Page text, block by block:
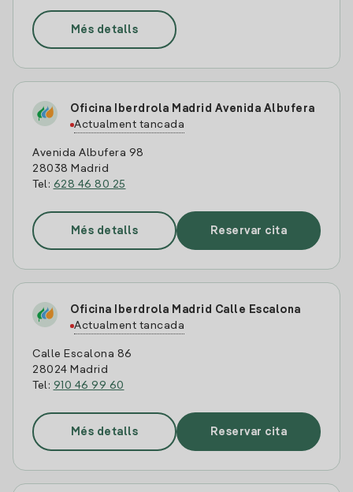
Més detalls
Oficina Iberdrola Madrid Avenida Albufera
Actualment tancada
Avenida Albufera 98
28038 Madrid
Tel: 628 46 80 25
Més detalls Reservar cita
Oficina Iberdrola Madrid Calle Escalona
Actualment tancada
Calle Escalona 86
28024 Madrid
Tel: 910 46 99 60
Més detalls Reservar cita